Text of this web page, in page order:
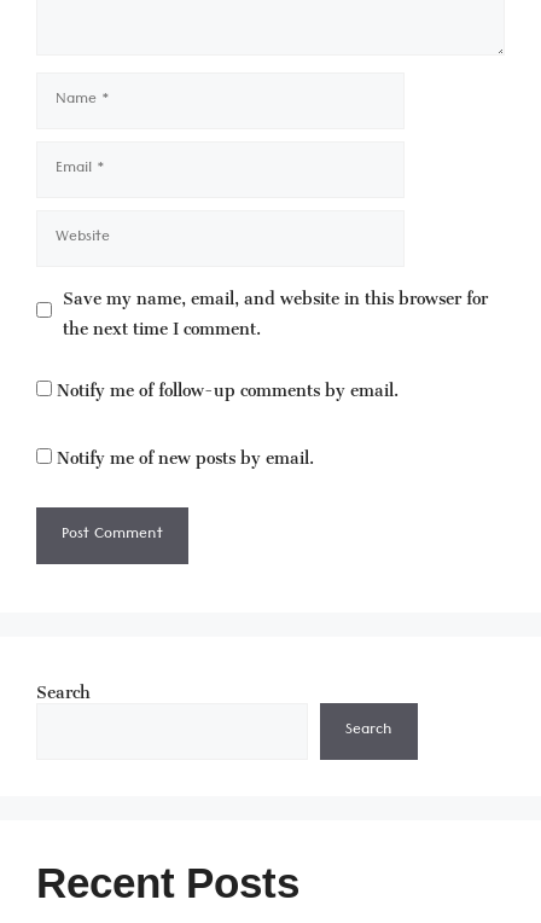
Name
Email
Website
Save my name, email, and website in this browser for
the next time I comment.
Notify me of follow-up comments by email.
Notify me of new posts by email.
Search
Search
Recent Posts